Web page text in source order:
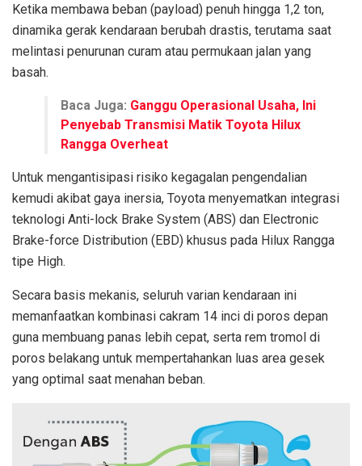
Ketika membawa beban (payload) penuh hingga 1,2 ton,
dinamika gerak kendaraan berubah drastis, terutama saat
melintasi penurunan curam atau permukaan jalan yang
basah.
Baca Juga: Ganggu Operasional Usaha, Ini
Penyebab Transmisi Matik Toyota Hilux
Rangga Overheat
Untuk mengantisipasi risiko kegagalan pengendalian
kemudi akibat gaya inersia, Toyota menyematkan integrasi
teknologi Anti-lock Brake System (ABS) dan Electronic
Brake-force Distribution (EBD) khusus pada Hilux Rangga
tipe High.
Secara basis mekanis, seluruh varian kendaraan ini
memanfaatkan kombinasi cakram 14 inci di poros depan
guna membuang panas lebih cepat, serta rem tromol di
poros belakang untuk mempertahankan luas area gesek
yang optimal saat menahan beban.